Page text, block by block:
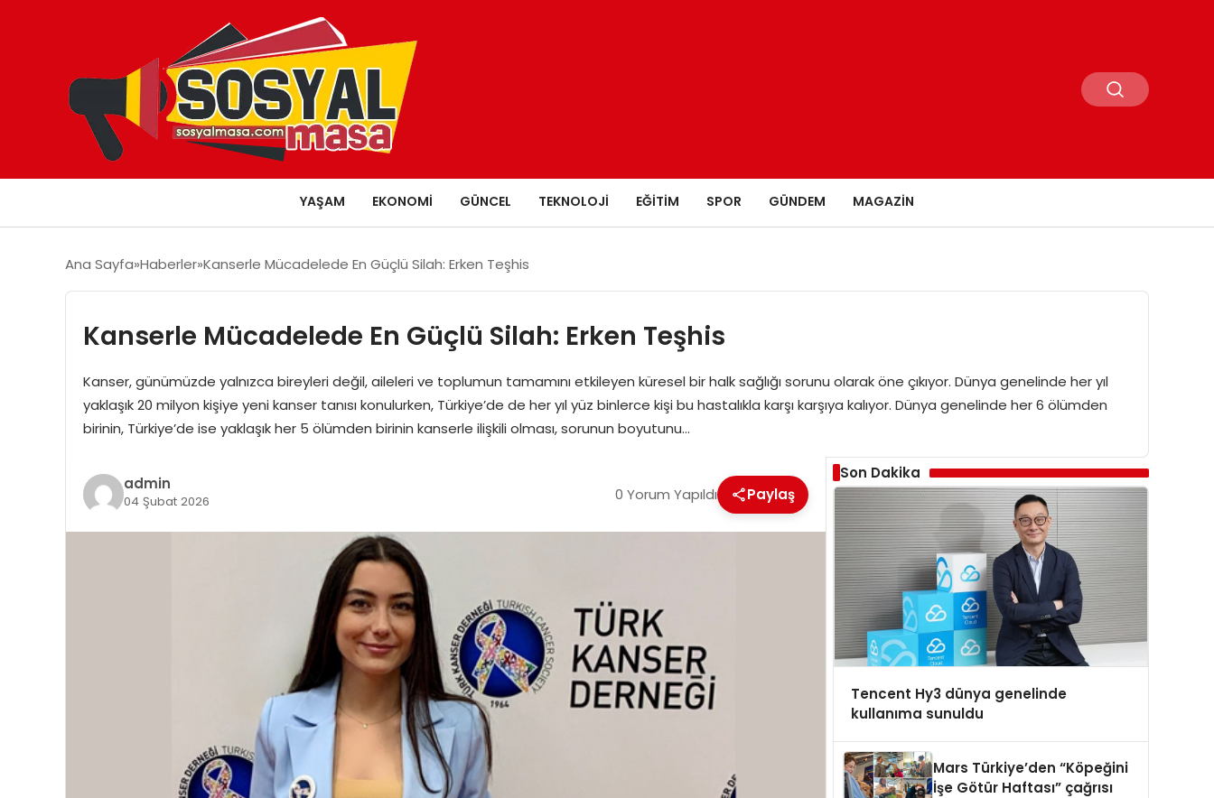
YAŞAM EKONOMI GÜNCEL TEKNOLOJI EĞITIM SPOR GÜNDEM MAGAZIN
Ana Sayfa Haberler Kanserle Mücadelede En Güçlü Silah: Erken Teşhis
Kanserle Mücadelede En Güçlü Silah: Erken Teşhis
Kanser, günümüzde yalnızca bireyleri değil, aileleri ve toplumun tamamını etkileyen küresel bir halk sağlığı sorunu olarak öne çıkıyor. Dünya genelinde her yıl
yaklaşık 20 milyon kişiye yeni kanser tanısı konulurken, Türkiye’de de her yıl yüz binlerce kişi bu hastalıkla karşı karşıya kalıyor. Dünya genelinde her 6 ölümden
birinin, Türkiye’de ise yaklaşık her 5 ölümden birinin kanserle ilişkili olması, sorunun boyutunu…
admin
04 Şubat 2026 0 Yorum Yapıldı Paylaş
Son Dakika
Tencent Hy3 dünya genelinde
kullanıma sunuldu
Mars Türkiye’den “Köpeğini
İşe Götür Haftası” çağrısı